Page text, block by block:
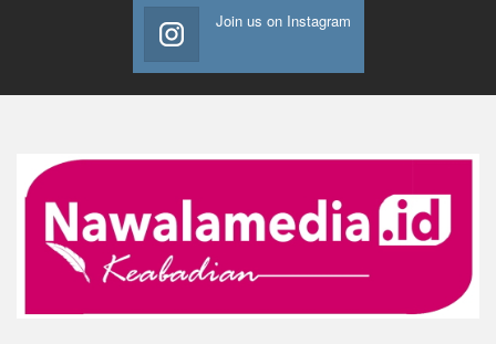
Join us on Instagram